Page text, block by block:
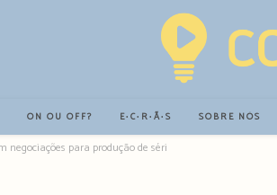
ON OU OFF? E∙C∙R∙Ã∙S SOBRE NÓS
para produção de séries do Universo DC